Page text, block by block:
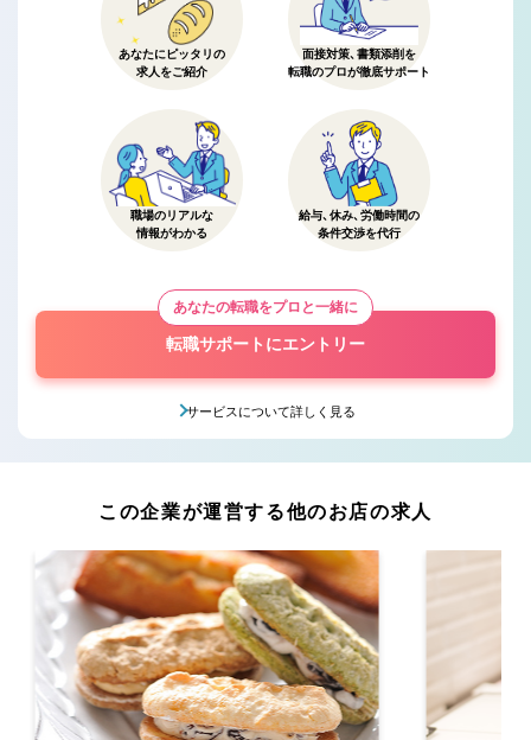
あなたにピッタリの
求人をご紹介
面接対策、書類添削を
転職のプロが徹底サポート
職場のリアルな
情報がわかる
給与、休み、労働時間の
条件交渉を代行
あなたの転職をプロと一緒に
転職サポートにエントリー
サービスについて詳しく見る
この企業が運営する他のお店の求人